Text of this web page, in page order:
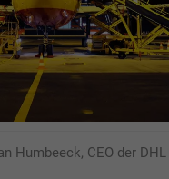
Humbeeck, CEO der